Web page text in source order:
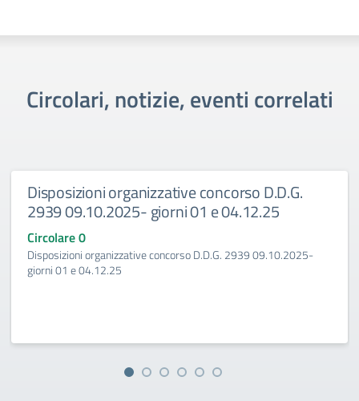
Circolari, notizie, eventi correlati
concorso D.D.G.
01 e 04.12.25
concorso D.D.G. 2939 09.10.2025-
Disposizioni
2938
Disposizioni